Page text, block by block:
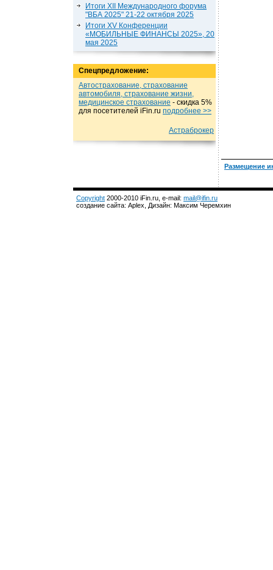
Итоги XII Международного форума
"ВБА 2025" 21-22 октября 2025
Итоги XV Конференции
«МОБИЛЬНЫЕ ФИНАНСЫ 2025», 20
мая 2025
Спецпредложение:
Автострахование, страхование
автомобиля, страхование жизни,
медицинское страхование - cкидка 5%
для посетителей iFin.ru подробнеe >>
Астраброкер
Размещение
Copyright 2000-2010 iFin.ru, e-mail: mail@ifin.ru
создание сайта: Aplex, Дизайн: Максим Черемхин